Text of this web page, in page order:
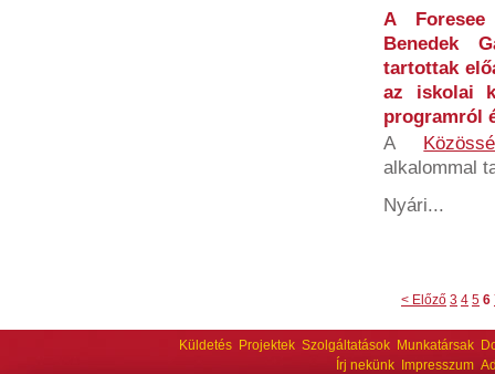
A
Benedek
tartottak
az iskolai
programról
A
alkalommal
Nyári...
< Előző 3 4 5 6
Küldetés Projektek Szolgáltatások Munkatársak
Írj nekünk
Impresszum